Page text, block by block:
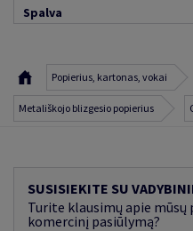
Spalva
Popierius, kartonas, vokai
Metališkojo blizgesio popierius
SUSISIEKITE SU
Turite klausimų apie
komercinį pasiūlymą?